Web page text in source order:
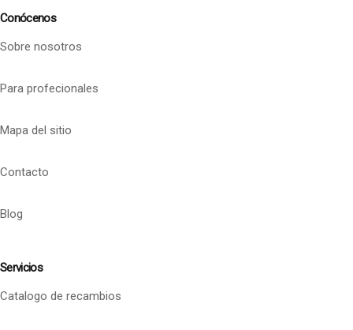
Conócenos
Sobre nosotros
Para profecionales
Mapa del sitio
Contacto
Blog
Servicios
Catalogo de recambios